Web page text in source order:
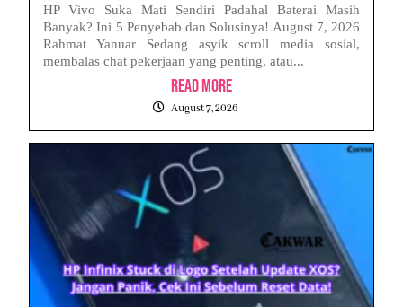
HP Vivo Suka Mati Sendiri Padahal Baterai Masih
Banyak? Ini 5 Penyebab dan Solusinya! August 7, 2026
Rahmat Yanuar Sedang asyik scroll media sosial,
membalas chat pekerjaan yang penting, atau...
Read More
August 7, 2026